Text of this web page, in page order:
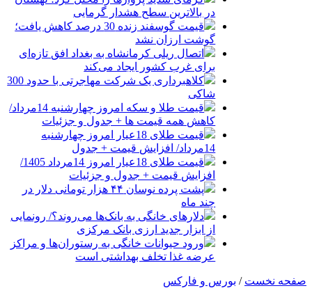
در بالاترین سطح هشدار گرمایی
قیمت گوسفند زنده 30 درصد کاهش یافت؛
گوشت ارزان نشد
اتصال ریلی کرمانشاه به بغداد افق تازه‌ای
برای غرب کشور ایجاد می‌کند
کلاهبرداری یک شرکت مهاجرتی با حدود 300
شاکی
قیمت طلا و سکه امروز چهارشنبه 14مرداد/
کاهش همه قیمت ها + جدول و جزئیات
قیمت طلای 18عیار امروز چهارشنبه
14مرداد/ افزایش قیمت + جدول
قیمت طلای 18عیار امروز 14مرداد 1405/
افزایش قیمت + جدول و جزئیات
پشت پرده نوسان ۴۴ هزار تومانی دلار در
چند ماه
دلارهای خانگی به بانک‌ها می‌روند؟/ رونمایی
از ابزار جدید ارزی بانک مرکزی
ورود حیوانات خانگی به رستوران‌ها و مراکز
عرضه غذا تخلف بهداشتی است
صفحه نخست / بورس و فارکس